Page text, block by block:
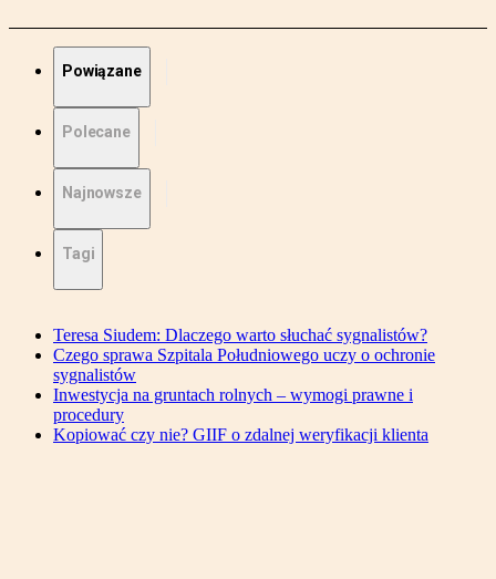
Powiązane
Polecane
Najnowsze
Tagi
Teresa Siudem: Dlaczego warto słuchać sygnalistów?
Czego sprawa Szpitala Południowego uczy o ochronie
sygnalistów
Inwestycja na gruntach rolnych – wymogi prawne i
procedury
Kopiować czy nie? GIIF o zdalnej weryfikacji klienta